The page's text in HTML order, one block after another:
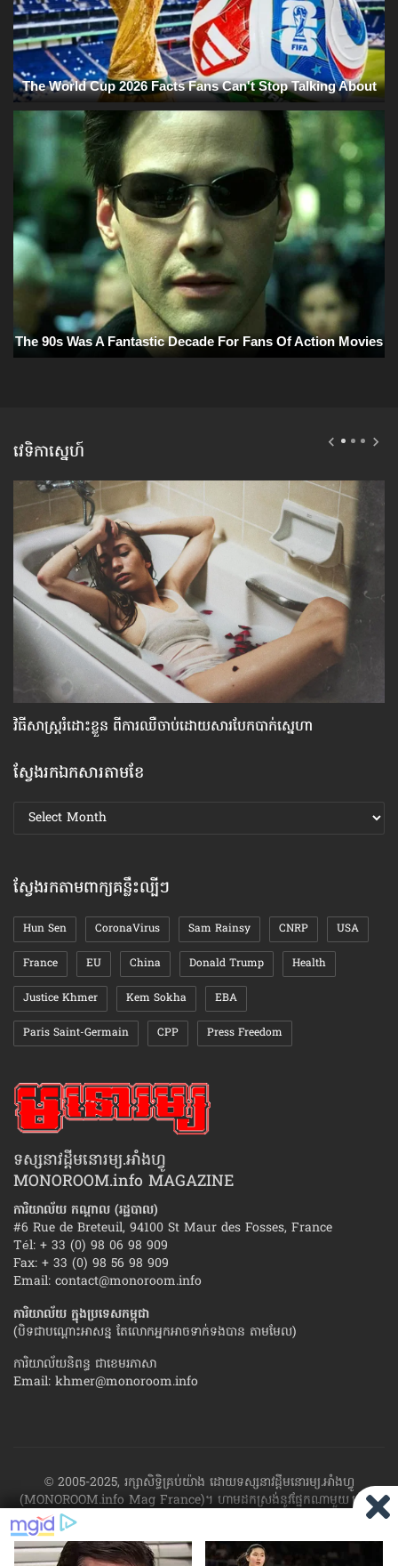
វេទិកាស្នេហ៍
វិធីសាស្រ្ត​រំដោះ​ខ្លួន ពី​ការឈឺចាប់​ដោយ​សារ​បែក​បាក់​ស្នេហា
ស្វែងរកឯកសារតាមខែ
ស្វែងរក
ឯកសារ
ស្វែងរកតាមពាក្យគន្លឹះល្បីៗ
Hun Sen CoronaVirus Sam Rainsy CNRP USA
France EU China Donald Trump Health
Justice Khmer Kem Sokha EBA
Paris Saint-Germain CPP Press Freedom
ទស្សនាវដ្ដីមនោរម្យ.អាំងហ្វូ
MONOROOM.info MAGAZINE
ការិយាល័យ កណ្ដាល (រដ្ឋបាល)
#6 Rue de Breteuil, 94100 St Maur des Fosses, France
Tél: + 33 (0) 98 06 98 909
Fax: + 33 (0) 98 56 98 909
Email: contact@monoroom.info
ការិយាល័យ ក្នុង​ប្រទេស​កម្ពុជា
(បិទជាបណ្ដោះអាសន្ន តែលោកអ្នកអាចទាក់ទងបាន តាមមែល)
ការិយាល័យនិពន្ធ ជាខេមរភាសា
Email: khmer@monoroom.info
© 2005-2025, រក្សាសិទ្ធិគ្រប់យ៉ាង ដោយទស្សនាវដ្ដី​មនោរម្យ.អាំងហ្វូ
(MONOROOM.info Mag France)។ ហាម​ដក​ស្រង់​នូវ​ផ្នែក​ណា​មួយ​ ឬ​ផ្នែក​
ទាំង​អស់ ​នៃ​ការ​ផ្សាយ​របស់​ទស្សនាវដ្ដី​​មនោរម្យ.អាំងហ្វូ យក​ទៅ​​បោះពុម្ព នៅ
លើក្រដាស ឬតាម​ប្រព័ន្ធ​អេឡិច​ត្រូនិច - ផ្សាយ​តាម​រលក​ធាតុអាកាស ឬតាមប្រព័ន្ធ
អេឡិចត្រូនិច - សរសេរ​ឡើង​វិញ ឬ​ចែក​ចាយ​ តាមវិធីណាក៏ដោយ ដោយ​គ្មាន​ការ​